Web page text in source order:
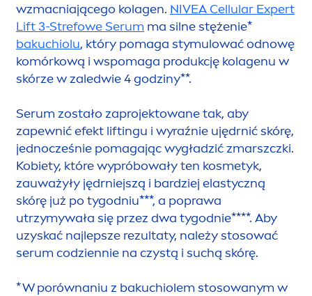
wzmacniającego kolagen. NIVEA Cellular Expert
Lift 3-Strefowe Serum ma silne stężenie*
bakuchiolu, który pomaga stymulować odnowę
komórkową i wspomaga produkcję kolagenu w
skórze w zaledwie 4 godziny**.
Serum zostało zaprojektowane tak, aby
zapewnić efekt liftingu i wyraźnie ujędrnić skórę,
jednocześnie pomagając wygładzić zmarszczki.
Kobiety, które wypróbowały ten kosmetyk,
zauważyły jędrniejszą i bardziej elastyczną
skórę już po tygodniu***, a poprawa
utrzymywała się przez dwa tygodnie****. Aby
uzyskać najlepsze rezultaty, należy stosować
serum codziennie na czystą i suchą skórę.
* W porównaniu z bakuchiolem stosowanym w